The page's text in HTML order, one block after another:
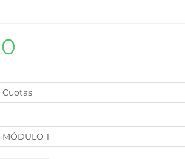
Cuotas
MÓDULO 1